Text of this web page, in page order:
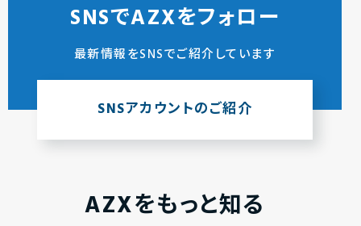
SNSでAZXをフォロー
最新情報をSNSでご紹介しています
SNSアカウントのご紹介
AZXをもっと知る